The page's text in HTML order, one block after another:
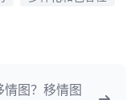
情图？移情图